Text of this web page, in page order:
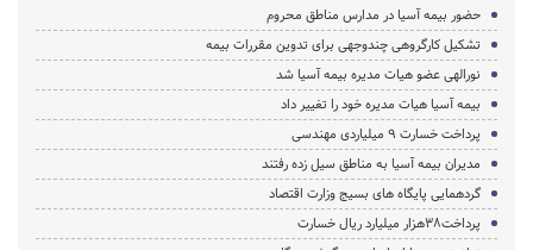
حضور بیمه آسیا در مدارس مناطق محروم
تشکیل کارگروهی چندوجهی برای تدوین مقررات بیمه
نورالهی عضو هیات مدیره بیمه آسیا شد
بیمه آسیا هیات مدیره خود را تغییر داد
پرداخت خسارت 9 میلیاردی مهندسی
مدیران بیمه آسیا به مناطق سیل زده رفتند
گردهمایی پایگاه های بسیج وزارت اقتصاد
پرداخت38هزار میلیارد ریال خسارت